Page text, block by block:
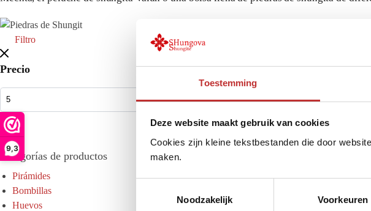
9,3
Toestemming
Deze website maakt gebruik van cookies
Cookies zijn kleine tekstbestanden die door
maken.
Noodzakelijk Voorkeuren
Filtro
Precio
Categorías de productos
Pirámides
Bombillas
Huevos